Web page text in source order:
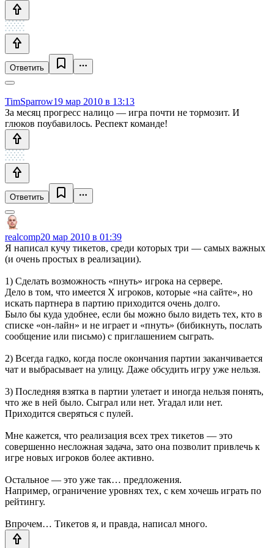
Ответить
TimSparrow19 мар 2010 в 13:13
За месяц прогресс налицо — игра почти не тормозит. И
глюков поубавилось. Респект команде!
Ответить
realcomp20 мар 2010 в 01:39
Я написал кучу тикетов, среди которых три — самых важных
(и очень простых в реализации).
1) Сделать возможность «пнуть» игрока на сервере.
Дело в том, что имеется Х игроков, которые «на сайте», но
искать партнера в партию приходится очень долго.
Было бы куда удобнее, если бы можно было видеть тех, кто в
списке «он-лайн» и не играет и «пнуть» (бибикнуть, послать
сообщение или письмо) с приглашением сыграть.
2) Всегда гадко, когда после окончания партии заканчивается
чат и выбрасывает на улицу. Даже обсудить игру уже нельзя.
3) Последняя взятка в партии улетает и иногда нельзя понять,
что же в ней было. Сыграл или нет. Угадал или нет.
Приходится сверяться с пулей.
Мне кажется, что реализация всех трех тикетов — это
совершенно несложная задача, зато она позволит привлечь к
игре новых игроков более активно.
Остальное — это уже так… предложения.
Например, ограничение уровнях тех, с кем хочешь играть по
рейтингу.
Впрочем… Тикетов я, и правда, написал много.